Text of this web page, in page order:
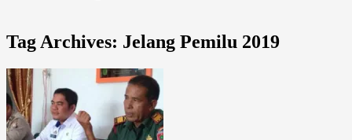
Tag Archives: Jelang Pemilu 2019